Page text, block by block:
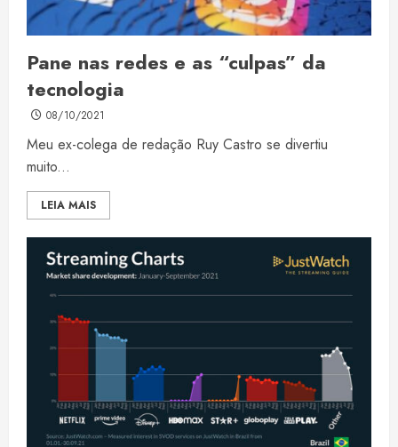
Pane nas redes e as “culpas” da
tecnologia
08/10/2021
Meu ex-colega de redação Ruy Castro se divertiu
muito...
LEIA MAIS